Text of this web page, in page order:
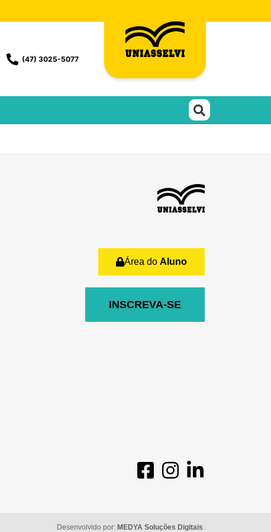
(47) 3025-5077
Área do Aluno
INSCREVA-SE
Desenvolvido por: MEDYA Soluções Digitais.